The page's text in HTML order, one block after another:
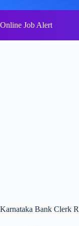
to
content
Online Job Alert
Karnataka Bank Clerk